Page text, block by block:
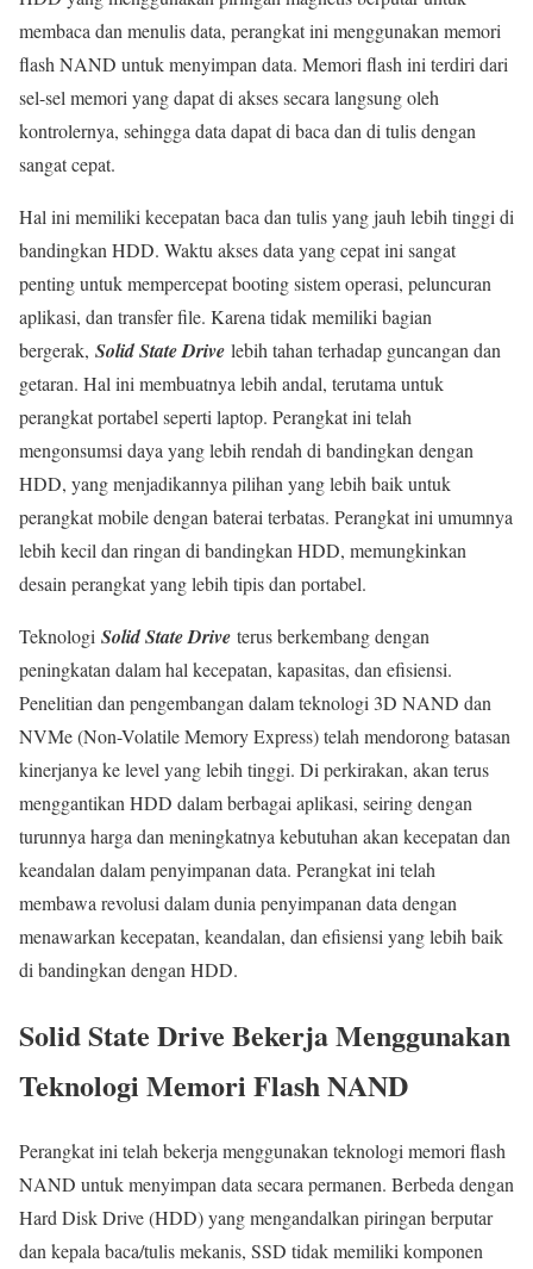
membaca dan menulis data, perangkat ini menggunakan memori
flash NAND untuk menyimpan data. Memori flash ini terdiri dari
sel-sel memori yang dapat di akses secara langsung oleh
kontrolernya, sehingga data dapat di baca dan di tulis dengan
sangat cepat.
Hal ini memiliki kecepatan baca dan tulis yang jauh lebih tinggi di
bandingkan HDD. Waktu akses data yang cepat ini sangat
penting untuk mempercepat booting sistem operasi, peluncuran
aplikasi, dan transfer file. Karena tidak memiliki bagian
bergerak, Solid State Drive lebih tahan terhadap guncangan dan
getaran. Hal ini membuatnya lebih andal, terutama untuk
perangkat portabel seperti laptop. Perangkat ini telah
mengonsumsi daya yang lebih rendah di bandingkan dengan
HDD, yang menjadikannya pilihan yang lebih baik untuk
perangkat mobile dengan baterai terbatas. Perangkat ini umumnya
lebih kecil dan ringan di bandingkan HDD, memungkinkan
desain perangkat yang lebih tipis dan portabel.
Teknologi Solid State Drive terus berkembang dengan
peningkatan dalam hal kecepatan, kapasitas, dan efisiensi.
Penelitian dan pengembangan dalam teknologi 3D NAND dan
NVMe (Non-Volatile Memory Express) telah mendorong batasan
kinerjanya ke level yang lebih tinggi. Di perkirakan, akan terus
menggantikan HDD dalam berbagai aplikasi, seiring dengan
turunnya harga dan meningkatnya kebutuhan akan kecepatan dan
keandalan dalam penyimpanan data. Perangkat ini telah
membawa revolusi dalam dunia penyimpanan data dengan
menawarkan kecepatan, keandalan, dan efisiensi yang lebih baik
di bandingkan dengan HDD.
Solid State Drive Bekerja Menggunakan
Teknologi Memori Flash NAND
Perangkat ini telah bekerja menggunakan teknologi memori flash
NAND untuk menyimpan data secara permanen. Berbeda dengan
Hard Disk Drive (HDD) yang mengandalkan piringan berputar
dan kepala baca/tulis mekanis, SSD tidak memiliki komponen